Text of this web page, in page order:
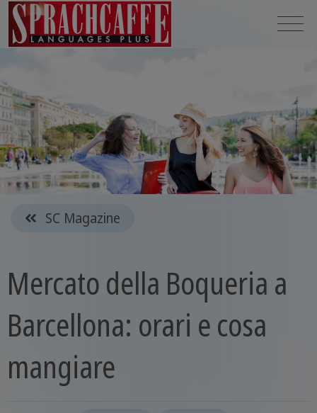
SC Magazine
Mercato della Boqueria a
Barcellona: orari e cosa
mangiare